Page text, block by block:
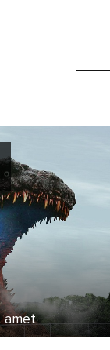
amet